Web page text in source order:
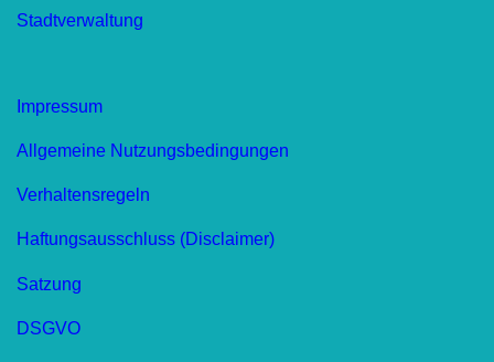
Stadtverwaltung
Impressum
Allgemeine Nutzungsbedingungen
Verhaltensregeln
Haftungsausschluss (Disclaimer)
Satzung
DSGVO